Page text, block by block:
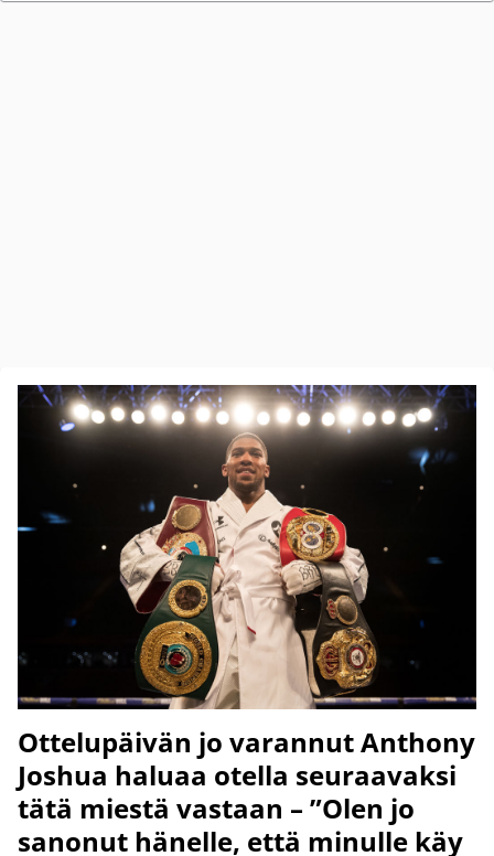
Ottelupäivän jo varannut Anthony
Joshua haluaa otella seuraavaksi
tätä miestä vastaan – ”Olen jo
sanonut hänelle, että minulle käy